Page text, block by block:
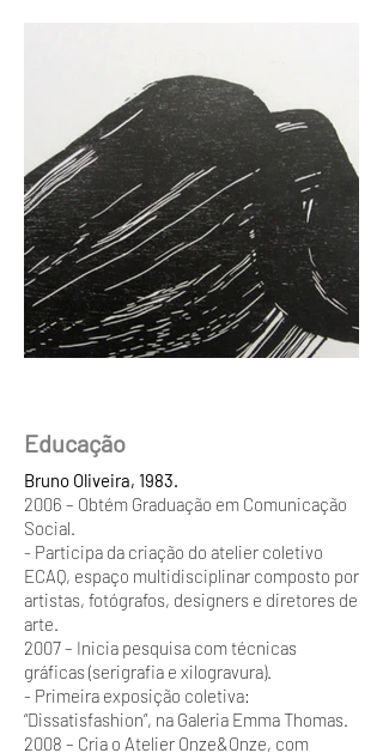
Educação
Bruno Oliveira, 1983.
2006 – Obtém Graduação em Comunicação
Social.
- Participa da criação do atelier coletivo
ECAQ, espaço multidisciplinar composto por
artistas, fotógrafos, designers e diretores de
arte.
2007 – Inicia pesquisa com técnicas
gráficas (serigrafia e xilogravura).
- Primeira exposição coletiva:
“Dissatisfashion”, na Galeria Emma Thomas.
2008 – Cria o Atelier Onze&Onze, com